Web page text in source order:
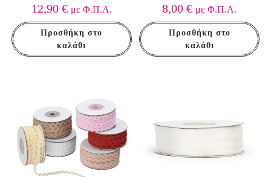
12,90 € με Φ.Π.Α.
Προσθήκη στο
καλάθι
8,00€ με Φ.Π.Α.
Προσθήκη στο
καλάθι